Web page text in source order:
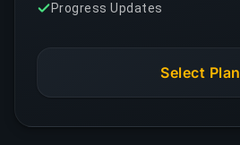
Progress Updates
Select Plan